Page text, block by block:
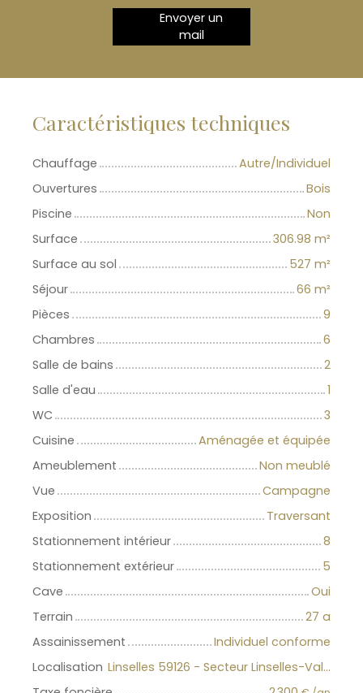
Envoyer un
mail
Caractéristiques techniques
Chauffage
Autre/Individuel
Ouvertures
Bois
Piscine
Non
Surface
306.98 m²
Surface au sol
527 m²
Séjour
66 m²
Pièces
9
Chambres
6
Salle de bains
2
Salle d'eau
1
WC
3
Cuisine
Aménagée et équipée
Ameublement
Non meublé
Vue
Campagne
Exposition
Traversant
Stationnement intérieur
8
Stationnement extérieur
5
Cave
Oui
Terrain
27 a
Assainissement
Individuel conforme
Localisation
Linselles 59126 - Secteur Linselles-Vallée Lys